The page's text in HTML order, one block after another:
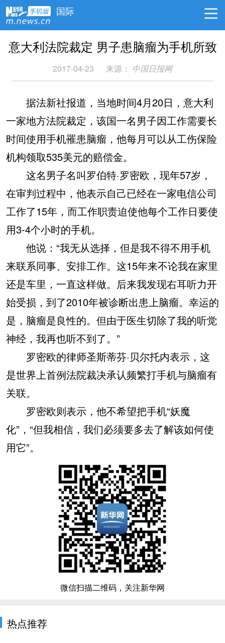
国际
意大利法院裁定 男子患脑瘤为手机所致
2017-04-23 来源： 中国日报网
据法新社报道，当地时间4月20日，意大利
一家地方法院裁定，该国一名男子因工作需要长
时间使用手机罹患脑瘤，他每月可以从工伤保险
机构领取535美元的赔偿金。
这名男子名叫罗伯特·罗密欧，现年57岁，
在审判过程中，他表示自己已经在一家电信公司
工作了15年，而工作职责迫使他每个工作日要使
用3-4个小时的手机。
他说：“我无从选择，但是我不得不用手机
来联系同事、安排工作。这15年来不论我在家里
还是车里，一直这样做。后来我发现右耳听力开
始受损，到了2010年被诊断出患上脑瘤。幸运的
是，脑瘤是良性的。但由于医生切除了我的听觉
神经，我再也听不到了。”
罗密欧的律师圣斯蒂芬·贝尔托内表示，这
是世界上首例法院裁决承认频繁打手机与脑瘤有
关联。
罗密欧则表示，他不希望把手机“妖魔
化”，“但我相信，我们必须要多去了解该如何使
用它”。
微信扫描二维码，关注新华网
热点推荐